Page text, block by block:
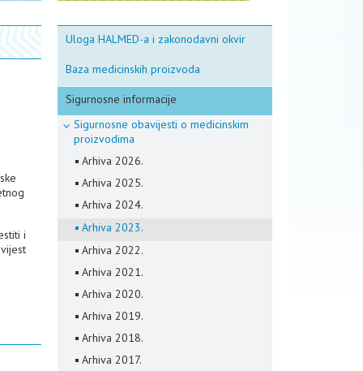
i
Uloga HALMED-a i zakonodavni okvir
Baza medicinskih proizvoda
Sigurnosne informacije
Sigurnosne obavijesti o medicinskim
proizvodima
Arhiva 2026.
Arhiva 2025.
Arhiva 2024.
Arhiva 2023.
Arhiva 2022.
Arhiva 2021.
Arhiva 2020.
Arhiva 2019.
Arhiva 2018.
Arhiva 2017.